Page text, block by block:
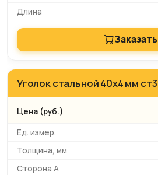
Заказать
Уголок стальной 40х4 мм ст3